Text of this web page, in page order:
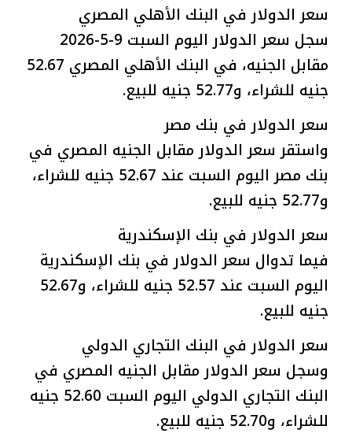
سعر الدولار في البنك الأهلي المصري
سجل سعر الدولار اليوم السبت 9-5-2026
مقابل الجنيه، في البنك الأهلي المصري 52.67
جنيه للشراء، و52.77 جنيه للبيع.
سعر الدولار في بنك مصر
واستقر سعر الدولار مقابل الجنيه المصري في
بنك مصر اليوم السبت عند 52.67 جنيه للشراء،
و52.77 جنيه للبيع.
سعر الدولار في بنك الإسكندرية
فيما تدوال سعر الدولار في بنك الإسكندرية
اليوم السبت عند 52.57 جنيه للشراء، و52.67
جنيه للبيع.
سعر الدولار في البنك التجاري الدولي
وسجل سعر الدولار مقابل الجنيه المصري في
البنك التجاري الدولي اليوم السبت 52.60 جنيه
للشراء، و52.70 جنيه للبيع.